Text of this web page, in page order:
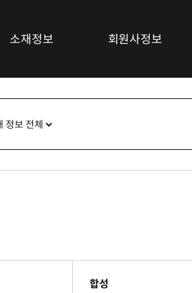
소재정보
섬유소재
복합재료
플라스틱소재
회원사정보
합성